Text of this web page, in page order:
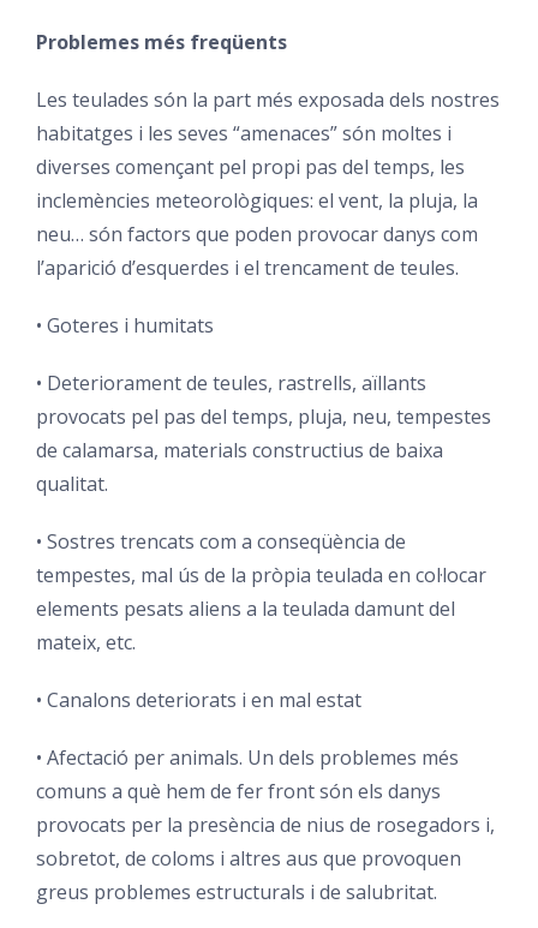
Problemes més freqüents
Les teulades són la part més exposada dels nostres
habitatges i les seves “amenaces” són moltes i
diverses començant pel propi pas del temps, les
inclemències meteorològiques: el vent, la pluja, la
neu… són factors que poden provocar danys com
l’aparició d’esquerdes i el trencament de teules.
• Goteres i humitats
• Deteriorament de teules, rastrells, aïllants
provocats pel pas del temps, pluja, neu, tempestes
de calamarsa, materials constructius de baixa
qualitat.
• Sostres trencats com a conseqüència de
tempestes, mal ús de la pròpia teulada en col·locar
elements pesats aliens a la teulada damunt del
mateix, etc.
• Canalons deteriorats i en mal estat
• Afectació per animals. Un dels problemes més
comuns a què hem de fer front són els danys
provocats per la presència de nius de rosegadors i,
sobretot, de coloms i altres aus que provoquen
greus problemes estructurals i de salubritat.